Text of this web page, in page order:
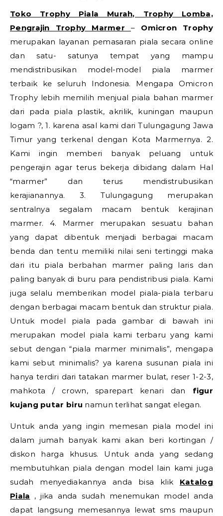
Toko Trophy Piala Murah, Trophy Lomba,
Pengrajin Trophy Marmer
– Omicron Trophy
merupakan layanan pemasaran piala secara online
dan satu- satunya tempat yang mampu
mendistribusikan model-model piala marmer
terbaik ke seluruh Indonesia. Mengapa Omicron
Trophy lebih memilih menjual piala bahan marmer
dari pada piala plastik, akrilik, kuningan maupun
logam ?, 1. karena asal kami dari Tulungagung Jawa
Timur yang terkenal dengan Kota Marmernya. 2.
Kami ingin memberi banyak peluang untuk
pengerajin agar terus bekerja dibidang dalam Hal
“marmer” dan terus mendistrubusikan
kerajianannya. 3. Tulungagung merupakan
sentralnya segalam macam bentuk kerajinan
marmer. 4. Marmer merupakan sesuatu bahan
yang dapat dibentuk menjadi berbagai macam
benda dan tentu memiliki nilai seni tertinggi maka
dari itu piala berbahan marmer paling laris dan
paling banyak di buru para pendistribusi piala. Kami
juga selalu memberikan model piala-piala terbaru
dengan berbagai macam bentuk dan struktur piala.
Untuk model piala pada gambar di bawah ini
merupakan model piala kami terbaru yang kami
sebut dengan “piala marmer minimalis”, mengapa
kami sebut minimalis? ya karena susunan piala ini
hanya terdiri dari tatakan marmer bulat, reser 1-2-3,
mahkota / crown, sparepart kenari dan figur
kujang putar biru namun terlihat sangat elegan.
Untuk anda yang ingin memesan piala model ini
dalam jumah banyak kami akan beri kortingan /
diskon harga khusus. Untuk anda yang sedang
membutuhkan piala dengan model lain kami juga
sudah menyediakannya anda bisa klik Katalog
Piala , jika anda sudah menemukan model anda
dapat langsung memesannya lewat sms maupun